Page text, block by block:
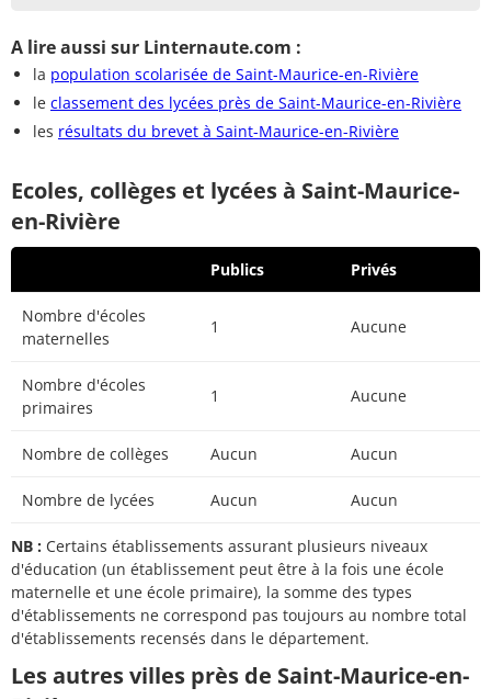
A lire aussi sur Linternaute.com :
la population scolarisée de Saint-Maurice-en-Rivière
le classement des lycées près de Saint-Maurice-en-Rivière
les résultats du brevet à Saint-Maurice-en-Rivière
Ecoles, collèges et lycées à Saint-Maurice-
en-Rivière
Publics Privés
Nombre d'écoles
maternelles
1 Aucune
Nombre d'écoles
primaires
1 Aucune
Nombre de collèges Aucun Aucun
Nombre de lycées Aucun Aucun
NB : Certains établissements assurant plusieurs niveaux
d'éducation (un établissement peut être à la fois une école
maternelle et une école primaire), la somme des types
d'établissements ne correspond pas toujours au nombre total
d'établissements recensés dans le département.
Les autres villes près de Saint-Maurice-en-